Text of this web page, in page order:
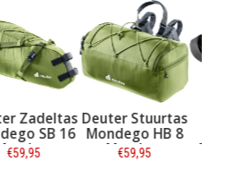
Deuter Stuurtas
Mondego HB 8
Meadow
€59,95
Deuter
Frametas
Triangle Front
Bag 1,5L Black
€19,95